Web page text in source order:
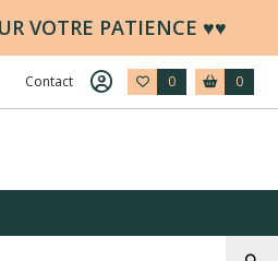
VOTRE PATIENCE ♥♥
Contact 0 0